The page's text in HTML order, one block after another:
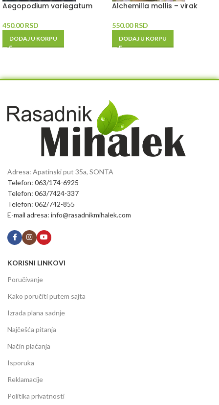
Aegopodium variegatum
450.00RSD
DODAJ U KORPU
Alchemilla mollis – virak
550.00RSD
DODAJ U KORPU
Adresa: Apatinski put 35a, SONTA
Telefon: 063/174-6925
Telefon: 063/7424-337
Telefon: 062/742-855
E-mail adresa: info@rasadnikmihalek.com
KORISNI LINKOVI
Poručivanje
Kako poručiti putem sajta
Izrada plana sadnje
Najčešća pitanja
Način plaćanja
Isporuka
Reklamacije
Politika privatnosti